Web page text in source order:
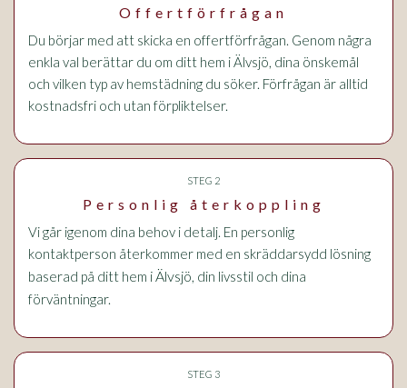
Offertförfrågan
Du börjar med att skicka en offertförfrågan. Genom några
enkla val berättar du om ditt hem i Älvsjö, dina önskemål
och vilken typ av hemstädning du söker. Förfrågan är alltid
kostnadsfri och utan förpliktelser.
STEG 2
Personlig återkoppling
Vi går igenom dina behov i detalj. En personlig
kontaktperson återkommer med en skräddarsydd lösning
baserad på ditt hem i Älvsjö, din livsstil och dina
förväntningar.
STEG 3